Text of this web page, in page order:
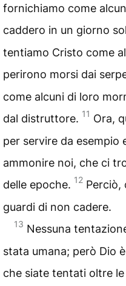
fornichiamo come
caddero in un giorno
tentiamo Cristo come
perirono morsi dai
come alcuni di loro
dal distruttore. 11 Ora,
per servire da
ammonire noi, che ci
delle epoche. 12 Perciò,
guardi di non cadere.
13 Nessuna
stata umana; però Dio
che siate tentati oltre